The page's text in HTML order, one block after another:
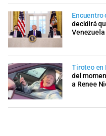
Encuentro
decidirá
Venezuela
Tiroteo en
del
a Renee